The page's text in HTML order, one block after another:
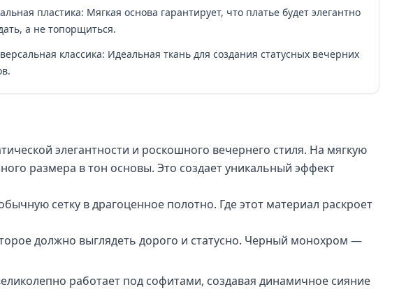
пластика: Мягкая основа гарантирует, что платье будет элегантно
а не топорщиться.
классика: Идеальная ткань для создания статусных вечерних
элегантности и роскошного вечернего стиля. На мягкую
размера в тон основы. Это создает уникальный эффект
сетку в драгоценное полотно. Где этот материал раскроет
должно выглядеть дорого и статусно. Черный монохром —
работает под софитами, создавая динамичное сияние